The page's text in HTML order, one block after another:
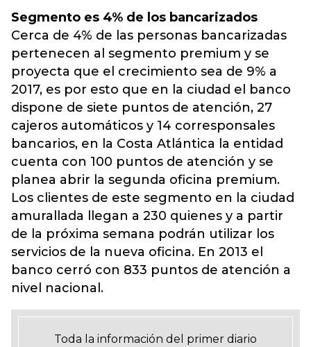
Segmento es 4% de los bancarizados
Cerca de 4% de las personas bancarizadas
pertenecen al segmento premium y se
proyecta que el crecimiento sea de 9% a
2017, es por esto que en la ciudad el banco
dispone de siete puntos de atención, 27
cajeros automáticos y 14 corresponsales
bancarios, en la Costa Atlántica la entidad
cuenta con 100 puntos de atención y se
planea abrir la segunda oficina premium.
Los clientes de este segmento en la ciudad
amurallada llegan a 230 quienes y a partir
de la próxima semana podrán utilizar los
servicios de la nueva oficina. En 2013 el
banco cerró con 833 puntos de atención a
nivel nacional.
Toda la información del primer diario